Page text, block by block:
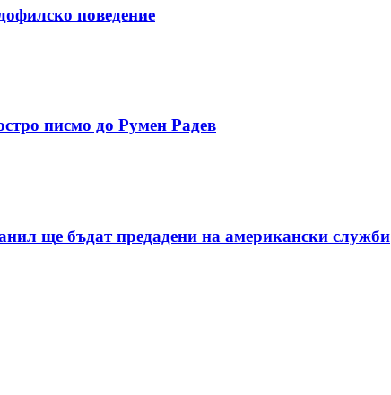
поведение
писмо до Румен Радев
ще бъдат предадени на американски служби